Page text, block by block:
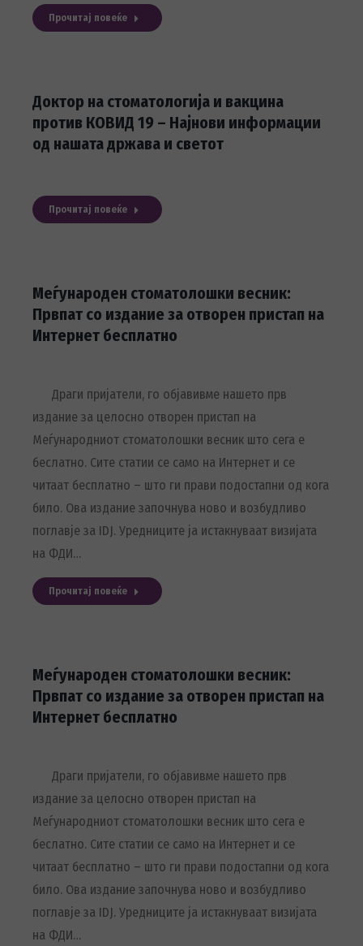
Прочитај повеќе
Доктор на стоматологија и вакцина
против КОВИД 19 – Најнови информации
од нашата држава и светот
Прочитај повеќе
Меѓународен стоматолошки весник:
Првпат со издание за отворен пристап на
Интернет бесплатно
Драги пријатели, го објавивме нашето прв
издание за целосно отворен пристап на
Меѓународниот стоматолошки весник што сега е
беслатно. Сите статии се само на Интернет и се
читаат бесплатно – што ги прави подостапни од кога
било. Ова издание започнува ново и возбудливо
поглавје за IDJ. Уредниците ја истакнуваат визијата
на ФДИ…
Прочитај повеќе
Меѓународен стоматолошки весник:
Првпат со издание за отворен пристап на
Интернет бесплатно
Драги пријатели, го објавивме нашето прв
издание за целосно отворен пристап на
Меѓународниот стоматолошки весник што сега е
беслатно. Сите статии се само на Интернет и се
читаат бесплатно – што ги прави подостапни од кога
било. Ова издание започнува ново и возбудливо
поглавје за IDJ. Уредниците ја истакнуваат визијата
на ФДИ…